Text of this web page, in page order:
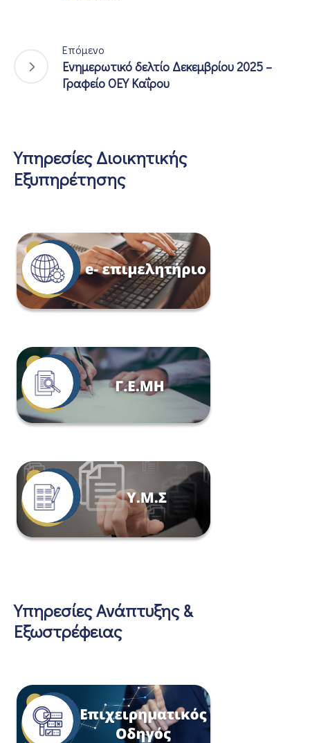
Επόμενο
Ενημερωτικό δελτίο Δεκεμβρίου 2025 –
Γραφείο ΟΕΥ Καΐρου
Υπηρεσίες Διοικητικής
Εξυπηρέτησης
Υπηρεσίες Ανάπτυξης &
Εξωστρέφειας